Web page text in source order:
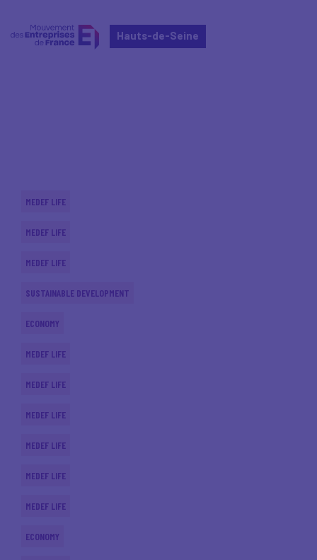
Hauts-de-Seine
MEDEF LIFE
MEDEF LIFE
MEDEF LIFE
SUSTAINABLE DEVELOPMENT
ECONOMY
MEDEF LIFE
MEDEF LIFE
MEDEF LIFE
MEDEF LIFE
MEDEF LIFE
MEDEF LIFE
ECONOMY